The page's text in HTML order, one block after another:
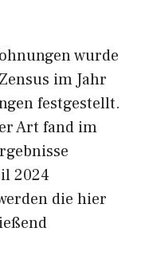
wurde
im Jahr
festgestellt.
Art fand im
2024
die hier